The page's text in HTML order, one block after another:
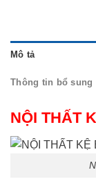
Mô tả
Thông tin bổ sung
NỘI THẤT